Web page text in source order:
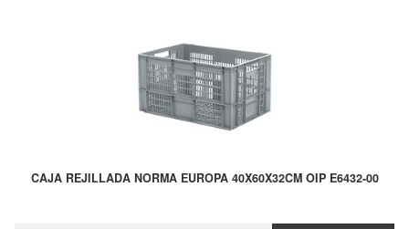
CAJA REJILLADA NORMA EUROPA 40X60X32CM OIP E6432-00